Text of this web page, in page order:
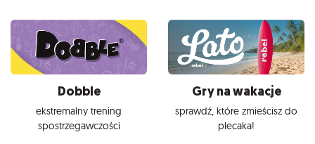
Dobble
ekstremalny trening
spostrzegawczości
Gry na wakacje
sprawdź, które zmieścisz do
plecaka!